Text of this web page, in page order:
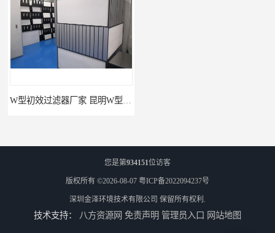
您是第934151位访客
版权所有 ©2026-08-07 粤ICP备2022094237号
深圳金泽环境技术有限公司 保留所有权利.
技术支持： 八方资源网 免责声明 管理员入口 网站地图